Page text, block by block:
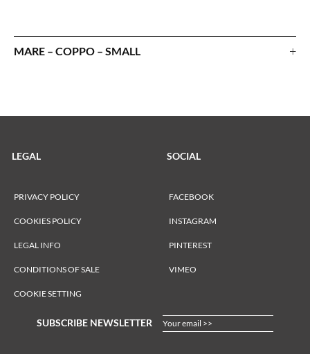
MARE – COPPO – SMALL +
LEGAL
PRIVACY POLICY
COOKIES POLICY
LEGAL INFO
CONDITIONS OF SALE
COOKIE SETTING
SOCIAL
FACEBOOK
INSTAGRAM
PINTEREST
VIMEO
SUBSCRIBE NEWSLETTER Your email >>